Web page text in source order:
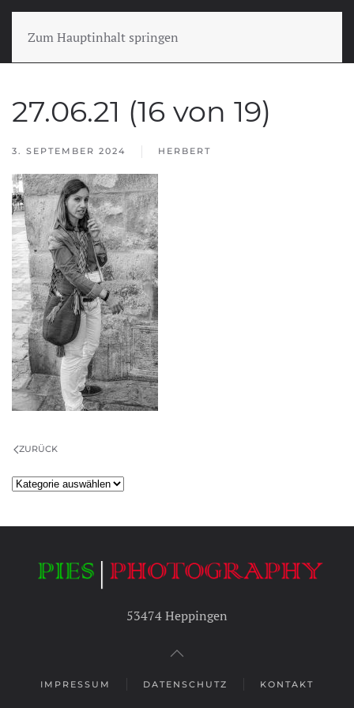
Zum Hauptinhalt springen
27.06.21 (16 von 19)
3. SEPTEMBER 2024 HERBERT
ZURÜCK
Kategorien
53474 Heppingen
IMPRESSUM DATENSCHUTZ KONTAKT